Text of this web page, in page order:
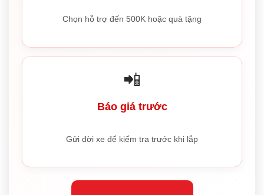
Chọn hỗ trợ đến 500K hoặc quà tặng
📲
Báo giá trước
Gửi đời xe để kiểm tra trước khi lắp